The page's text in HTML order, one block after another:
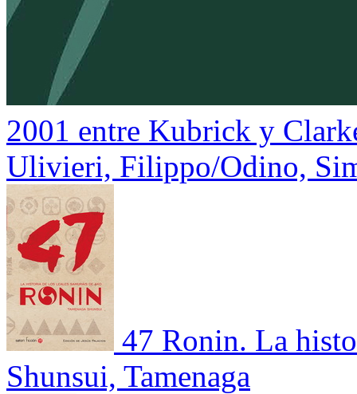
2001 entre Kubrick y
Ulivieri, Filippo/Odino,
47 Ronin. La
Shunsui, Tamenaga